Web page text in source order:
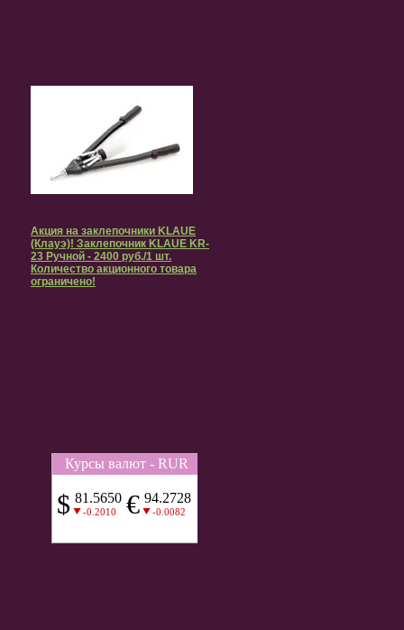
Акция на заклепочники KLAUE
(Клауэ)! Заклепочник KLAUE KR-
23 Ручной - 2400 руб./1 шт.
Количество акционного товара
ограничено!